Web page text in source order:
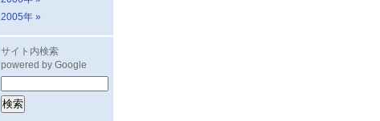
2005年 »
サイト内検索
powered by Google